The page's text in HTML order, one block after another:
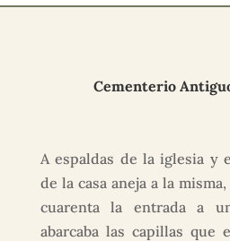
Cementerio
A espaldas de la iglesia y
de la casa aneja a la
cuarenta la entrada a
abarcaba las capillas que